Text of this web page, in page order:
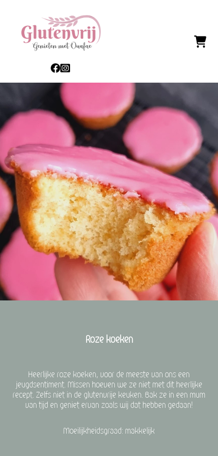
Roze koeken
Heerlijke roze koeken, voor de meeste van ons een
jeugdsentiment. Missen hoeven we ze niet met dit heerlijke
recept. Zelfs niet in de glutenvrije keuken. Bak ze in een mum
van tijd en geniet ervan zoals wij dat hebben gedaan!
Moeilijkheidsgraad: makkelijk